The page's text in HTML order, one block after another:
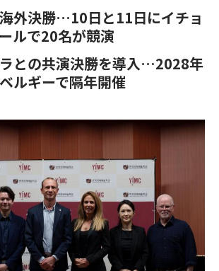
u
n
外決勝…10日と11日にイチョ
ルで20名が競演
との共演決勝を導入…2028年
ルギーで隔年開催